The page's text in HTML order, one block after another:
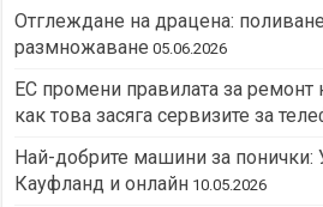
Отглеждане на драцена:
размножаване 05.06.2026
ЕС промени правилата за ремонт
как това засяга сервизите за
Най-добрите машини за понички:
Кауфланд и онлайн 10.05.2026